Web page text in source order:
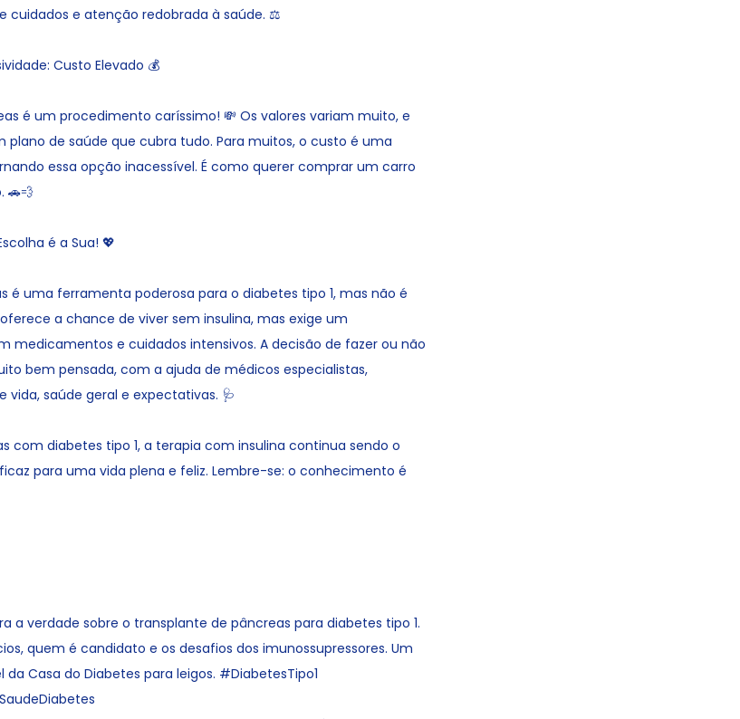
cuidados e atenção redobrada à saúde. ⚖️
Custo Elevado 💰
é um procedimento caríssimo! 💸 Os valores variam muito, e
de saúde que cubra tudo. Para muitos, o custo é uma
essa opção inacessível. É como querer comprar um carro
🚗💨
é a Sua! 💖
é uma ferramenta poderosa para o diabetes tipo 1, mas não é
a chance de viver sem insulina, mas exige um
medicamentos e cuidados intensivos. A decisão de fazer ou não
bem pensada, com a ajuda de médicos especialistas,
vida, saúde geral e expectativas. 🩺
com diabetes tipo 1, a terapia com insulina continua sendo o
para uma vida plena e feliz. Lembre-se: o conhecimento é
a verdade sobre o transplante de pâncreas para diabetes tipo 1.
quem é candidato e os desafios dos imunossupressores. Um
Casa do Diabetes para leigos. #DiabetesTipo1